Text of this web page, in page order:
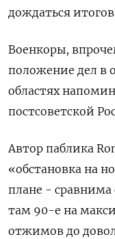
дождаться
Военкоры,
положение дел в
областях
постсоветской
Автор паблика
«обстановка на
плане - сравнима
там 90-е на
отжимов до